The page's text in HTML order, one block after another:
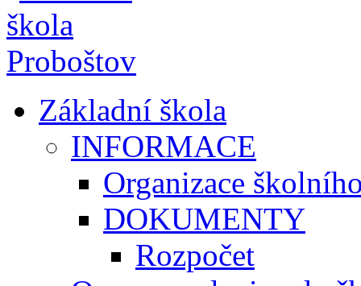
Základní škola
INFORMACE
Organizace
DOKUMENTY
Rozpočet